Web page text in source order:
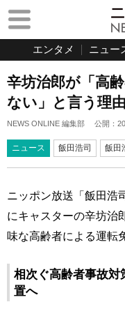
エンタメ ニュー
辛坊治郎が「高
ない」と言う理由
NEWS ONLINE 編集部 公開：
ニュース 飯田浩司 飯田
ニッポン放送「飯田浩
にキャスターの辛坊治
味な高齢者による運転
相次ぐ高齢者事故対
置へ